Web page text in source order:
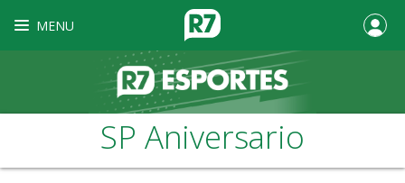
MENU
SP Aniversario